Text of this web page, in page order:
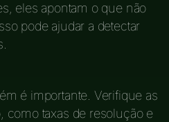
eles apontam o que não
pode ajudar a detectar
é importante. Verifique as
como taxas de resolução e